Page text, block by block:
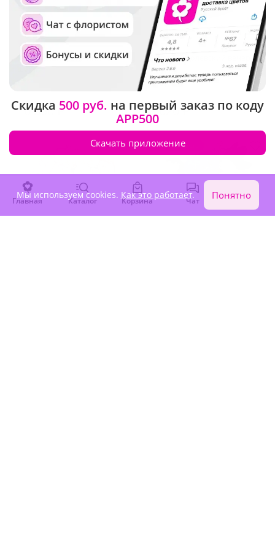
5(32)
Композиция "Зимний
шарм"
10 560 ₽
4.9(23)
Букет "Королевский вечер"
Под заказ
8 020 ₽
Сезонные цветы
Главная Каталог Корзина Чат Войти
Скидка 500 руб. на первый заказ по коду
APP500
Скачать приложение
Мы используем cookies. Как это работает. Понятно